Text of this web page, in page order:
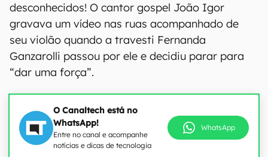
desconhecidos! O cantor gospel João Igor
gravava um vídeo nas ruas acompanhado de
seu violão quando a travesti Fernanda
Ganzarolli passou por ele e decidiu parar para
“dar uma força”.
O Canaltech está no
WhatsApp!
Entre no canal e acompanhe
notícias e dicas de tecnologia
WhatsApp